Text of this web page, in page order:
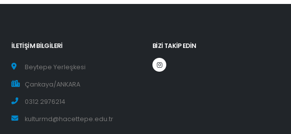
İLETIŞIM BILGILERI
Beytepe Yerleşkesi
Çankaya/ANKARA
0312 2976214
kulturmd@hacettepe.edu.tr
BIZI TAKIP EDIN